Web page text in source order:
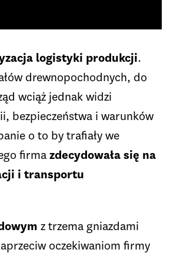
logistyki produkcji.
drewnopochodnych, do
wciąż jednak widzi
bezpieczeństwa i warunków
o to by trafiały we
firmazdecydowała się na
i transportu
z trzema gniazdami
oczekiwaniom firmy